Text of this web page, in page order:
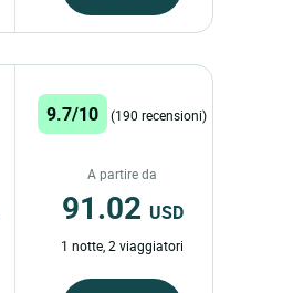
9.7/10 (190 recensioni)
A partire da
91.02 USD
1 notte, 2 viaggiatori